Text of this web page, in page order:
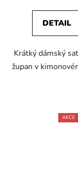
DETAIL
Krátký dámský
župan v
AKCE